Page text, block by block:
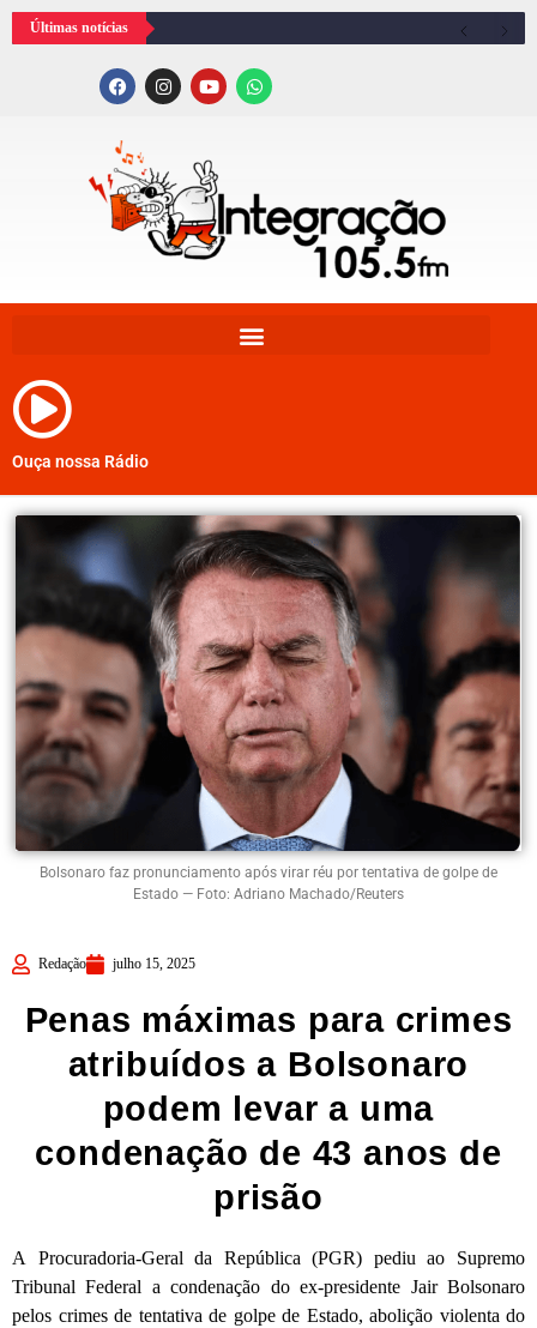
Últimas notícias
Ouça nossa Rádio
Bolsonaro faz pronunciamento após virar réu por tentativa de golpe de
Estado — Foto: Adriano Machado/Reuters
Redação julho 15, 2025
Penas máximas para crimes
atribuídos a Bolsonaro
podem levar a uma
condenação de 43 anos de
prisão
A
Procuradoria-Geral da República (PGR) pediu ao Supremo
Tribunal Federal a condenação do ex-presidente Jair Bolsonaro
pelos crimes de tentativa de golpe de Estado, abolição violenta do